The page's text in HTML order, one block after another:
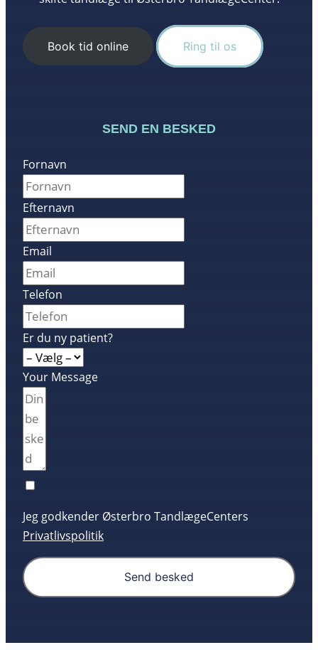
Book tid online Ring til os
SEND EN BESKED
Fornavn
Efternavn
Email
Telefon
Er du ny patient?
Your Message
Jeg godkender Østerbro TandlægeCenters
Privatlivspolitik
Send besked